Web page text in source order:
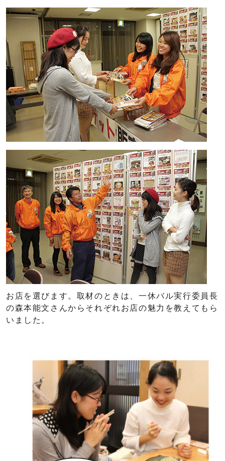
お店を選びます。取材のときは、一休バル実行委員長
の森本能文さんからそれぞれお店の魅力を教えてもら
いました。